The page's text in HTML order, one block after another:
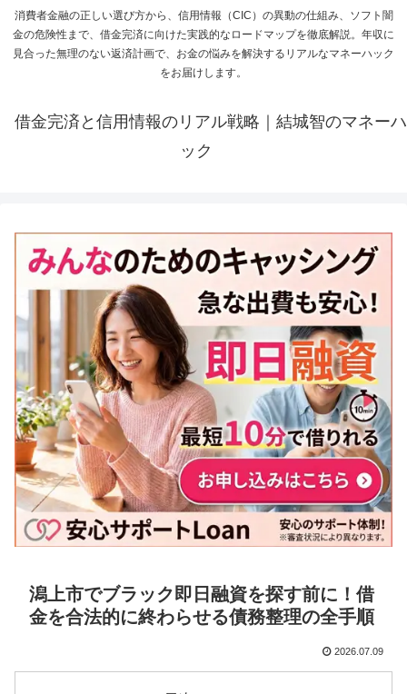
消費者金融の正しい選び方から、信用情報（CIC）の異動の仕組み、ソフト闇
金の危険性まで、借金完済に向けた実践的なロードマップを徹底解説。年収に
見合った無理のない返済計画で、お金の悩みを解決するリアルなマネーハック
をお届けします。
借金完済と信用情報のリアル戦略｜結城智のマネーハ
ック
潟上市でブラック即日融資を探す前に！借
金を合法的に終わらせる債務整理の全手順
2026.07.09